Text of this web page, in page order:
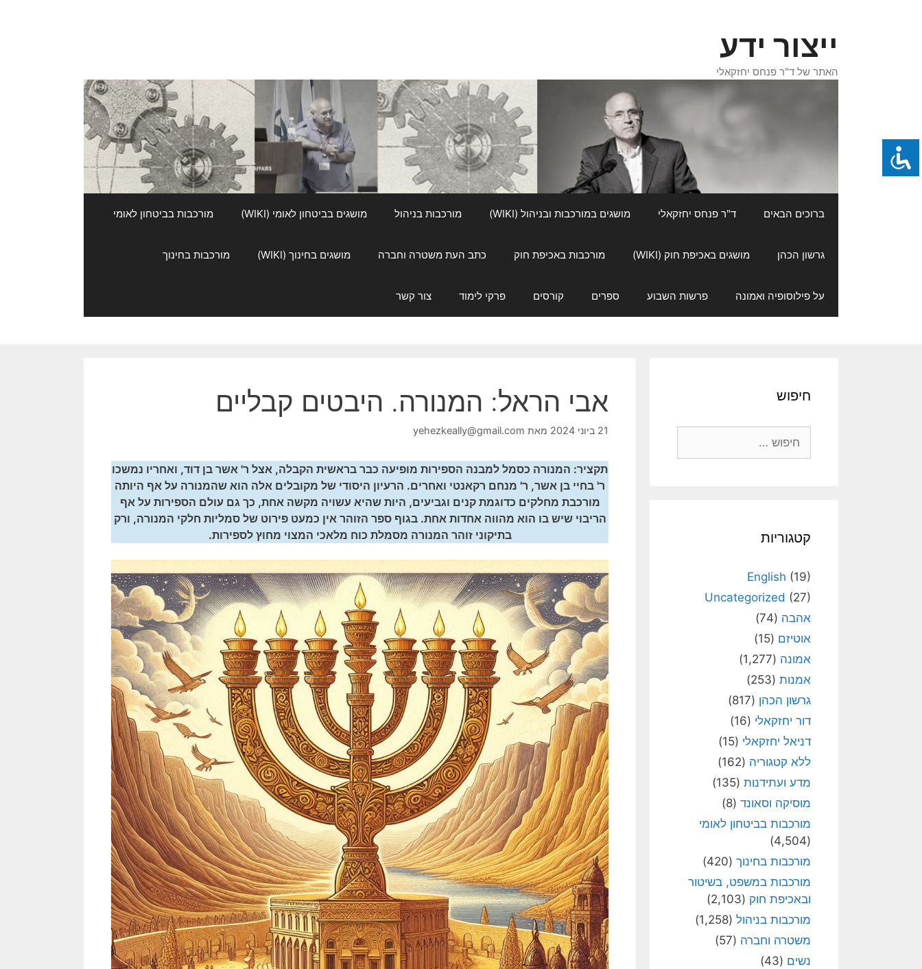
ייצור ידע
האתר של ד"ר פנחס יחזקאלי
ברוכים הבאים ד"ר פנחס יחזקאלי מושגים במורכבות ובניהול (WIKI) מורכבות בניהול מושגים בביטחון לאומי (WIKI) מורכבות בביטחון לאומי
גרשון הכהן מושגים באכיפת חוק (WIKI) מורכבות באכיפת חוק כתב העת משטרה וחברה מושגים בחינוך (WIKI) מורכבות בחינוך
על פילוסופיה ואמונה פרשות השבוע ספרים קורסים פרקי לימוד צור קשר
אבי הראל: המנורה. היבטים קבליים
21 ביוני 2024 מאת yehezkeally@gmail.com
תקציר: המנורה כסמל למבנה הספירות מופיעה כבר בראשית הקבלה, אצל ר' אשר בן דוד, ואחריו נמשכו
ר' בחיי בן אשר, ר' מנחם רקאנטי ואחרים. הרעיון היסודי של מקובלים אלה הוא שהמנורה על אף היותה
מורכבת מחלקים כדוגמת קנים וגביעים, היות שהיא עשויה מקשה אחת, כך גם עולם הספירות על אף
הריבוי שיש בו הוא מהווה אחדות אחת. בגוף ספר הזוהר אין כמעט פירוט של סמליות חלקי המנורה, ורק
בתיקוני זוהר המנורה מסמלת כוח מלאכי המצוי מחוץ לספירות.
חיפוש
קטגוריות
English (19)
Uncategorized (27)
אהבה (74)
אוטיזם (15)
אמונה (1,277)
אמנות (253)
גרשון הכהן (817)
דור יחזקאלי (16)
דניאל יחזקאלי (15)
ללא קטגוריה (162)
מדע ועתידנות (135)
מוסיקה וסאונד (8)
מורכבות בביטחון לאומי
(4,504)
מורכבות בחינוך (420)
מורכבות במשפט, בשיטור
ובאכיפת חוק (2,103)
מורכבות בניהול (1,258)
משטרה וחברה (57)
נשים (43)